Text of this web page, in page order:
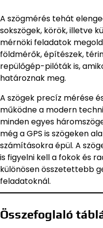
A szögmérés tehát
sokszögek, körök, illetve
mérnöki feladatok
földmérők, építészek,
repülőgép-pilóták is,
határoznak meg.
A szögek precíz mérése
működne a modern
minden egyes
még a GPS is szögeken
számításokra épül. A
is figyelni kell a fokok és
különösen összetettebb
feladatoknál.
Összefoglaló